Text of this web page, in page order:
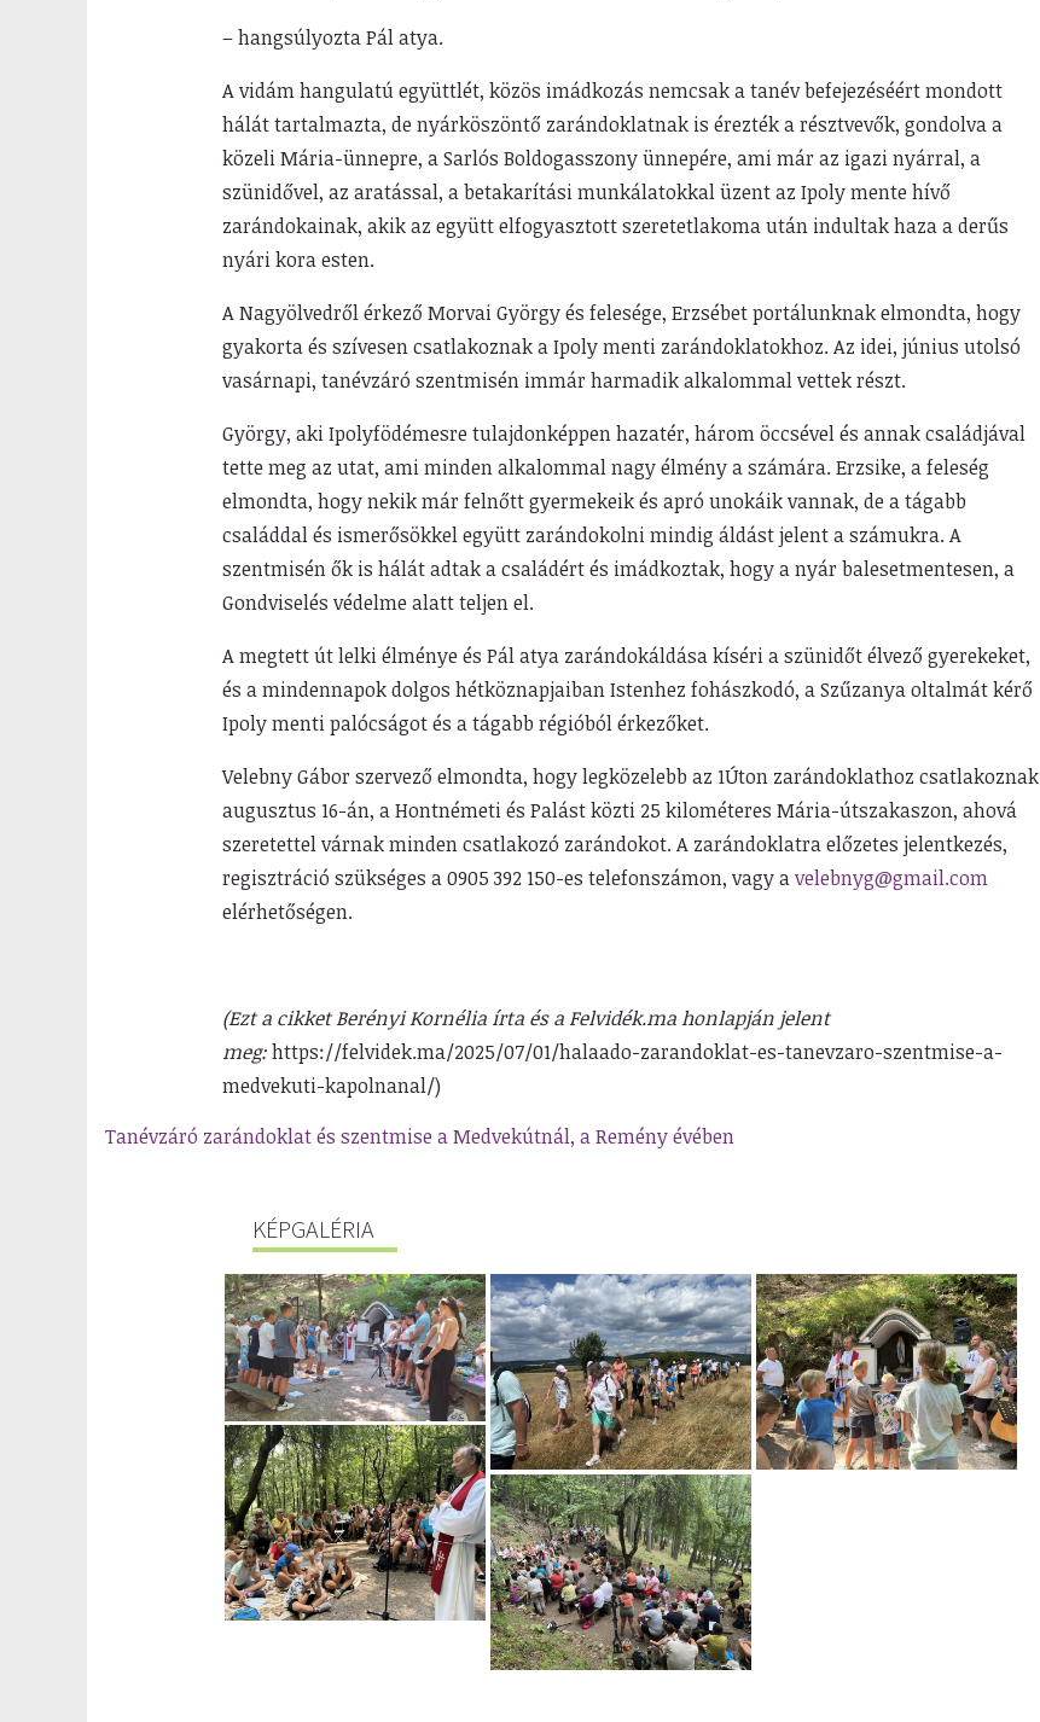
– hangsúlyozta Pál atya.
A vidám hangulatú együttlét, közös imádkozás nemcsak a tanév befejezéséért mondott
hálát tartalmazta, de nyárköszöntő zarándoklatnak is érezték a résztvevők, gondolva a
közeli Mária-ünnepre, a Sarlós Boldogasszony ünnepére, ami már az igazi nyárral, a
szünidővel, az aratással, a betakarítási munkálatokkal üzent az Ipoly mente hívő
zarándokainak, akik az együtt elfogyasztott szeretetlakoma után indultak haza a derűs
nyári kora esten.
A Nagyölvedről érkező Morvai György és felesége, Erzsébet portálunknak elmondta, hogy
gyakorta és szívesen csatlakoznak a Ipoly menti zarándoklatokhoz. Az idei, június utolsó
vasárnapi, tanévzáró szentmisén immár harmadik alkalommal vettek részt.
György, aki Ipolyfödémesre tulajdonképpen hazatér, három öccsével és annak családjával
tette meg az utat, ami minden alkalommal nagy élmény a számára. Erzsike, a feleség
elmondta, hogy nekik már felnőtt gyermekeik és apró unokáik vannak, de a tágabb
családdal és ismerősökkel együtt zarándokolni mindig áldást jelent a számukra. A
szentmisén ők is hálát adtak a családért és imádkoztak, hogy a nyár balesetmentesen, a
Gondviselés védelme alatt teljen el.
A megtett út lelki élménye és Pál atya zarándokáldása kíséri a szünidőt élvező gyerekeket,
és a mindennapok dolgos hétköznapjaiban Istenhez fohászkodó, a Szűzanya oltalmát kérő
Ipoly menti palócságot és a tágabb régióból érkezőket.
Velebny Gábor szervező elmondta, hogy legközelebb az 1Úton zarándoklathoz csatlakoznak
augusztus 16-án, a Hontnémeti és Palást közti 25 kilométeres Mária-útszakaszon, ahová
szeretettel várnak minden csatlakozó zarándokot. A zarándoklatra előzetes jelentkezés,
regisztráció szükséges a 0905 392 150-es telefonszámon, vagy avelebnyg@gmail.com
elérhetőségen.
(Ezt a cikket Berényi Kornélia írta és a Felvidék.ma honlapján jelent
meg:https://felvidek.ma/2025/07/01/halaado-zarandoklat-es-tanevzaro-szentmise-a-
medvekuti-kapolnanal/)
Tanévzáró zarándoklat és szentmise a Medvekútnál, a Remény évében
KÉPGALÉRIA